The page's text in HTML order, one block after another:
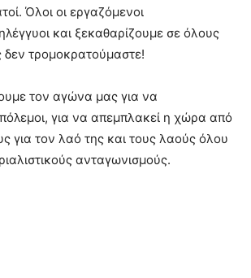
Όλοι οι εργαζόμενοι
και ξεκαθαρίζουμε σε όλους
τρομοκρατούμαστε!
τον αγώνα μας για να
για να απεμπλακεί η χώρα από
για τον λαό της και τους λαούς όλου
ανταγωνισμούς.